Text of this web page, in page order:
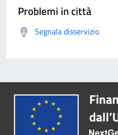
Problemi in città
Segnala disservizio